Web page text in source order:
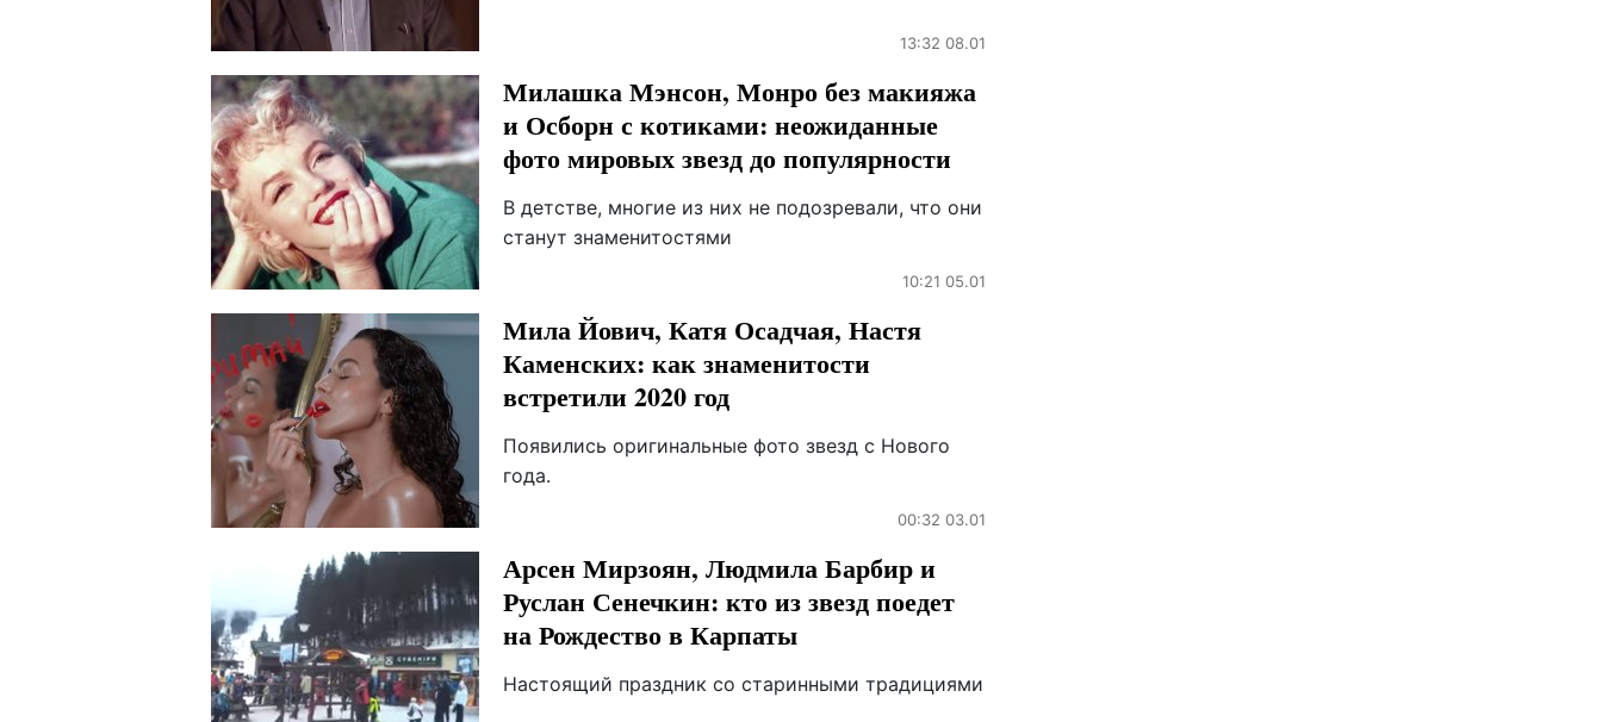
13:32 08.01
Милашка Мэнсон, Монро без макияжа
и Осборн с котиками: неожиданные
фото мировых звезд до популярности
В детстве, многие из них не подозревали, что они
станут знаменитостями
10:21 05.01
Мила Йович, Катя Осадчая, Настя
Каменских: как знаменитости
встретили 2020 год
Появились оригинальные фото звезд с Нового
года.
00:32 03.01
Арсен Мирзоян, Людмила Барбир и
Руслан Сенечкин: кто из звезд поедет
на Рождество в Карпаты
Настоящий праздник со старинными традициями